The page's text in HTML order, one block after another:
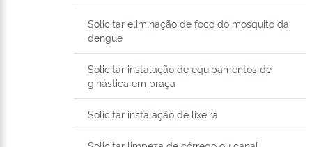
Solicitar eliminação de foco do mosquito da
dengue
Solicitar instalação de equipamentos de
ginástica em praça
Solicitar instalação de lixeira